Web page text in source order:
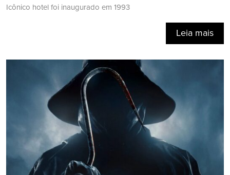
Icônico hotel foi inaugurado em 1993
Leia mais